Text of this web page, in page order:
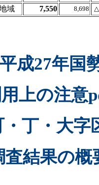
域 7,550 8,698
平成27年
用
・丁・
査